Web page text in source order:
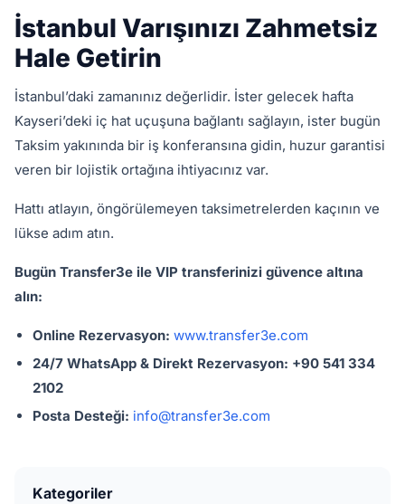
İstanbul Varışınızı Zahmetsiz
Hale Getirin
İstanbul’daki zamanınız değerlidir. İster gelecek hafta
Kayseri’deki iç hat uçuşuna bağlantı sağlayın, ister bugün
Taksim yakınında bir iş konferansına gidin, huzur garantisi
veren bir lojistik ortağına ihtiyacınız var.
Hattı atlayın, öngörülemeyen taksimetrelerden kaçının ve
lükse adım atın.
Bugün Transfer3e ile VIP transferinizi güvence altına
alın:
Online Rezervasyon: www.transfer3e.com
24/7 WhatsApp & Direkt Rezervasyon: +90 541 334
2102
Posta Desteği: info@transfer3e.com
Kategoriler